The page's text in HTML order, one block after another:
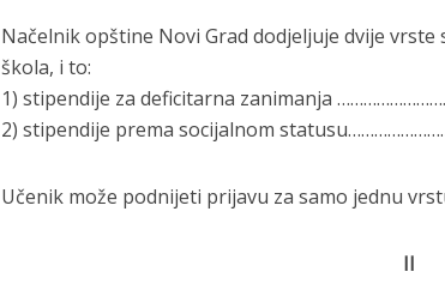
Načelnik opštine Novi Grad dodjelјuje dvije
škola, i to:
1) stipendije za deficitarna zanimanja
2) stipendije prema socijalnom
Učenik može podnijeti prijavu za samo jednu
II